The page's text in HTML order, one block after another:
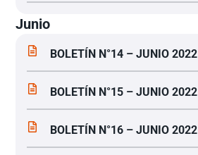
Junio
BOLETÍN N°14 – JUNIO 2022
BOLETÍN N°15 – JUNIO 2022
BOLETÍN N°16 – JUNIO 2022